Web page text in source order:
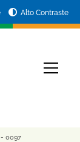
Alto Contraste
- 0097